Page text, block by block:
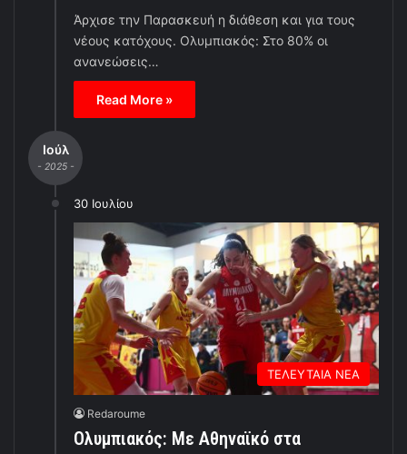
Άρχισε την Παρασκευή η διάθεση και για τους
νέους κατόχους. Ολυμπιακός: Στο 80% οι
ανανεώσεις…
Read More »
Ιούλ
- 2025 -
30 Ιουλίου
ΤΕΛΕΥΤΑΙΑ ΝΕΑ
Redaroume
Ολυμπιακός: Με Αθηναϊκό στα